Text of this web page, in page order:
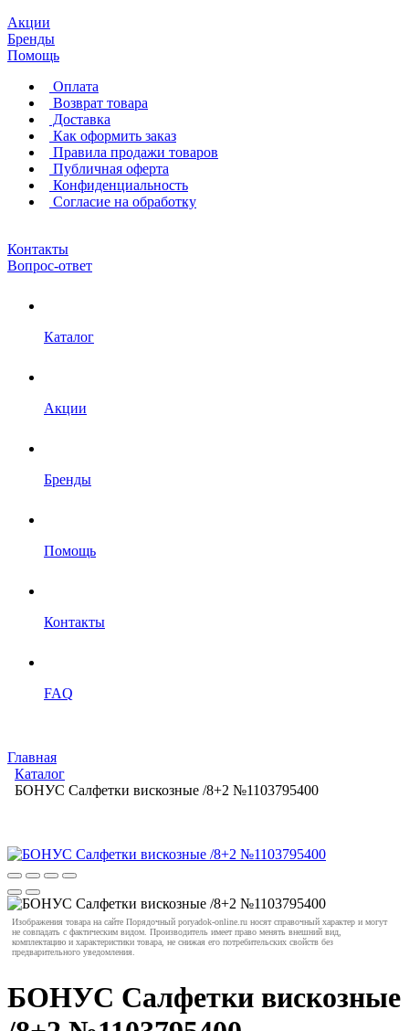
Акции
Бренды
Помощь
Оплата
Возврат товара
Доставка
Как оформить заказ
Правила продажи товаров
Публичная оферта
Конфиденциальность
Согласие на обработку
Контакты
Вопрос-ответ
Каталог
Акции
Бренды
Помощь
Контакты
FAQ
Главная
Каталог
БОНУС Салфетки вискозные /8+2 №1103795400
Изображения товара на сайте Порядочный poryadok-online.ru носят справочный характер и могут
не совпадать с фактическим видом. Производитель имеет право менять внешний вид,
комплектацию и характеристики товара, не снижая его потребительских свойств без
предварительного уведомления.
БОНУС Салфетки вискозные